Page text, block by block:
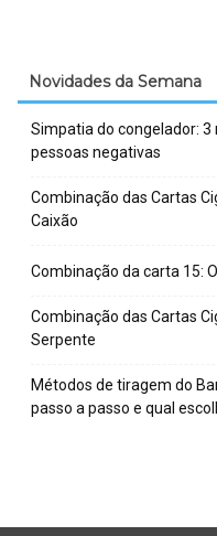
Novidades da Semana
Simpatia do congelador:
pessoas negativas
Combinação das Cartas
Caixão
Combinação da carta 15:
Combinação das Cartas
Serpente
Métodos de tiragem do
passo a passo e qual